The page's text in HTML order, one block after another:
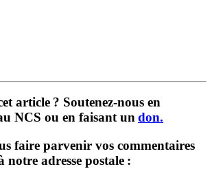
article ? Soutenez-nous en
NCS ou en faisant undon.
faire parvenir vos commentaires
adresse postale :